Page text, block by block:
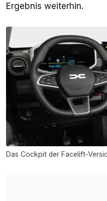
Ergebnis weiterhin.
Das Cockpit der Facelift-